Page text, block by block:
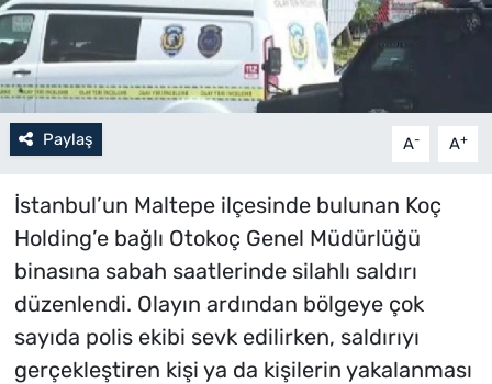
Paylaş A- A+
İstanbul’un Maltepe ilçesinde bulunan Koç
Holding’e bağlı Otokoç Genel Müdürlüğü
binasına sabah saatlerinde silahlı saldırı
düzenlendi. Olayın ardından bölgeye çok
sayıda polis ekibi sevk edilirken, saldırıyı
gerçekleştiren kişi ya da kişilerin yakalanması